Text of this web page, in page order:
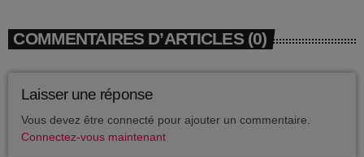
mai 2024
avril 2020
mars 2020
COMMENTAIRES D’ARTICLES (0)
Laisser une réponse
Vous devez être connecté pour ajouter un commentaire.
Connectez-vous maintenant